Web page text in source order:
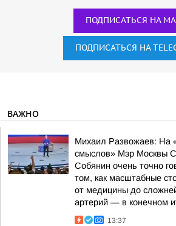
ПОДПИСАТЬСЯ НА
ПОДПИСАТЬСЯ НА
ВАЖНО
Михаил Развожаев: На
смыслов» Мэр Москвы
Собянин очень точно
том, как масштабные
от медицины до
артерий — в конечном
13:37